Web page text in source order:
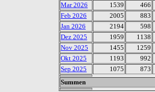
Mar 2026
1539 466
Feb 2026
2005 883
Jan 2026
2194 598
Dez 2025
1959 1138
Nov 2025
1455 1259
Okt 2025
1193 992
Sep 2025
1075 873
Summen